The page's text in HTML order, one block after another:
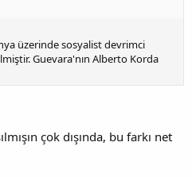
üzerinde sosyalist devrimci
Guevara'nın Alberto Korda
çok dışında, bu farkı net